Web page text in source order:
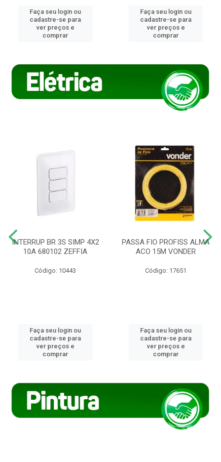
Faça seu login ou
cadastre-se para
ver preços e
comprar
Faça seu login ou
cadastre-se para
ver preços e
comprar
INTERRUP BR 3S SIMP 4X2
10A 680102 ZEFFIA
Código: 10443
Faça seu login ou
cadastre-se para
ver preços e
comprar
PASSA FIO PROFISS ALMA
ACO 15M VONDER
Código: 17651
Faça seu login ou
cadastre-se para
ver preços e
comprar